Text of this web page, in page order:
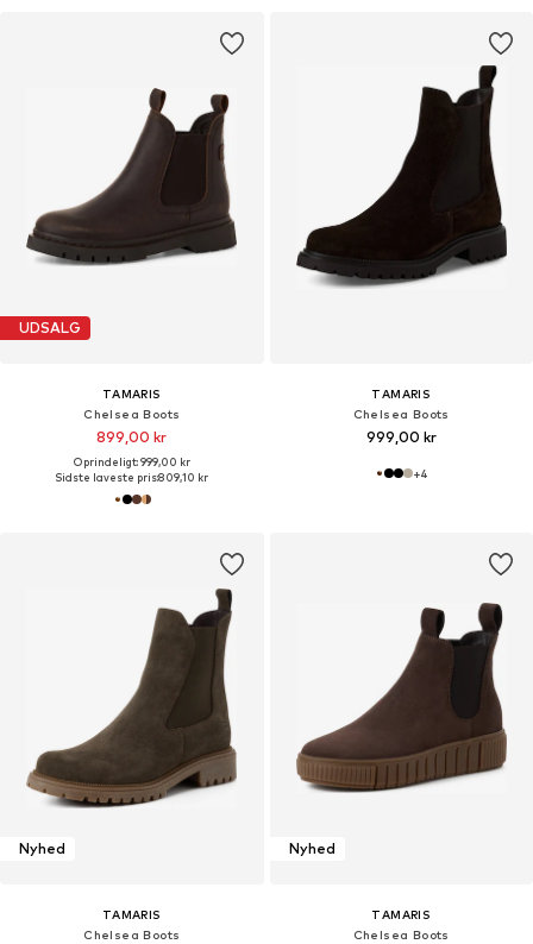
UDSALG
TAMARIS
Chelsea Boots
899,00 kr
Oprindeligt: 999,00 kr
Sidste laveste pris:809,10 kr
TAMARIS
Chelsea Boots
999,00 kr
+4
Nyhed
TAMARIS
Chelsea Boots
Nyhed
TAMARIS
Chelsea Boots